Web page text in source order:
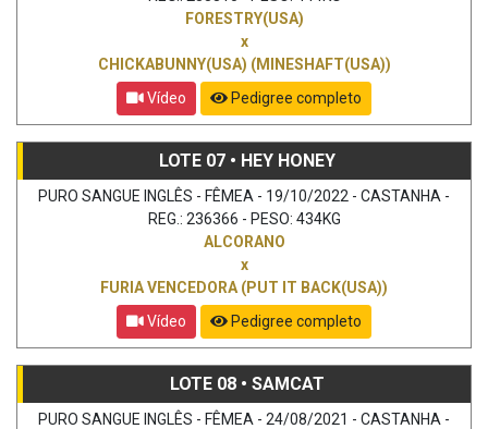
FORESTRY(USA)
x
CHICKABUNNY(USA) (MINESHAFT(USA))
Vídeo
Pedigree completo
LOTE 07 • HEY HONEY
PURO SANGUE INGLÊS - FÊMEA - 19/10/2022 - CASTANHA -
REG.: 236366 - PESO: 434KG
ALCORANO
x
FURIA VENCEDORA (PUT IT BACK(USA))
Vídeo
Pedigree completo
LOTE 08 • SAMCAT
PURO SANGUE INGLÊS - FÊMEA - 24/08/2021 - CASTANHA -